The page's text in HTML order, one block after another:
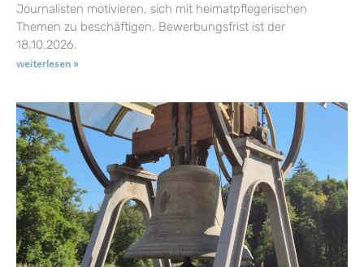
Journalisten motivieren, sich mit heimatpflegerischen
Themen zu beschäftigen. Bewerbungsfrist ist der
18.10.2026.
weiterlesen »